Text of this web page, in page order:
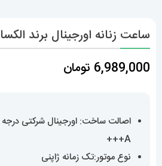
ساعت زنانه اورجینال برند الکسا 020289 ALEXA
6,989,000 تومان
اصالت ساخت: اورجینال شرکتی درجه
A+++
نوع موتور:تک زمانه ژاپنی